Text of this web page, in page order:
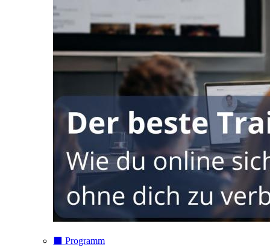
⬛️ Programm